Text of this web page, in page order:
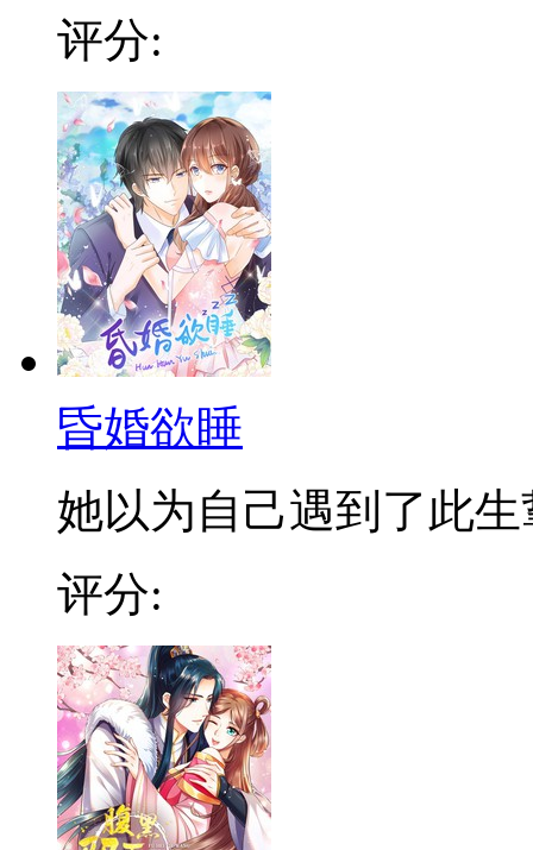
评分:
昏婚欲睡
她以为自己遇到了此生
评分: